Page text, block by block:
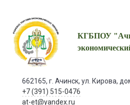
КГБПОУ
662165, г. Ачинск, ул. Кирова,
+7 (391) 515-0476
at-et@yandex.ru